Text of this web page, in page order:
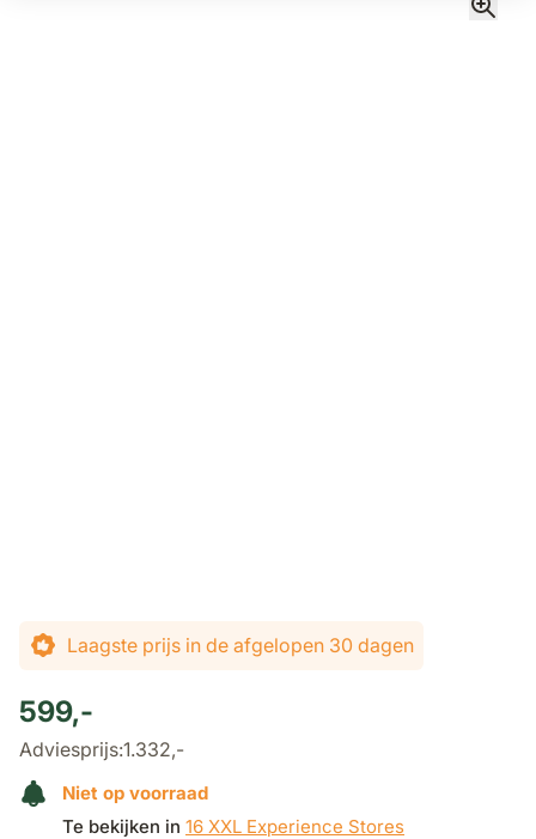
Laagste prijs in de afgelopen 30 dagen
599,-
Adviesprijs:1.332,-
Niet op voorraad
Te bekijken in 16 XXL Experience Stores